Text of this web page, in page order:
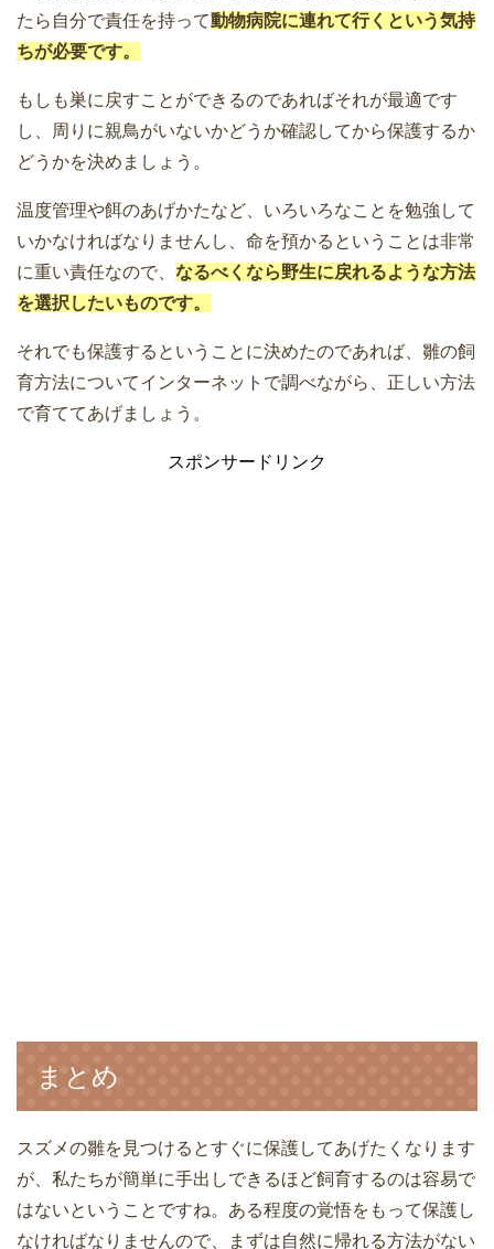
たら自分で責任を持って動物病院に連れて行くという気持
ちが必要です。
もしも巣に戻すことができるのであればそれが最適です
し、周りに親鳥がいないかどうか確認してから保護するか
どうかを決めましょう。
温度管理や餌のあげかたなど、いろいろなことを勉強して
いかなければなりませんし、命を預かるということは非常
に重い責任なので、 なるべくなら野生に戻れるような方法
を選択したいものです。
それでも保護するということに決めたのであれば、雛の飼
育方法についてインターネットで調べながら、正しい方法
で育ててあげましょう。
スポンサードリンク
まとめ
スズメの雛を見つけるとすぐに保護してあげたくなります
が、私たちが簡単に手出しできるほど飼育するのは容易で
はないということですね。ある程度の覚悟をもって保護し
なければなりませんので、まずは自然に帰れる方法がない